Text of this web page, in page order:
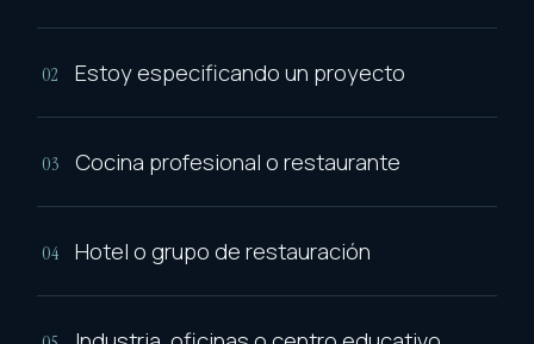
02 Estoy especificando un proyecto
03 Cocina profesional o restaurante
04 Hotel o grupo de restauración